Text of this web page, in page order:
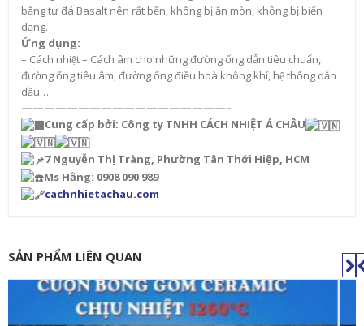
bằng tư đá Basalt nên rất bền, không bị ăn mòn, không bị biến
dạng.
Ứng dụng:
– Cách nhiệt – Cách âm cho những đường ống dẫn tiêu chuẩn,
đường ống tiêu âm, đường ống điều hoà không khí, hệ thống dẫn
dầu…
——————————————————–
Cung cấp bởi: Công ty TNHH CÁCH NHIỆT Á CHÂU
7 Nguyễn Thị Tràng, Phường Tân Thới Hiệp, HCM
Ms Hằng: 0908 090 989
cachnhietachau.com
SẢN PHẨM LIÊN QUAN